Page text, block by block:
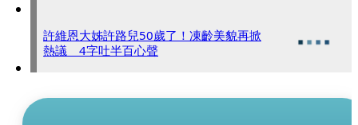
許維恩大姊許路兒50歲了！凍齡美貌再掀
熱議 4字吐半百心聲